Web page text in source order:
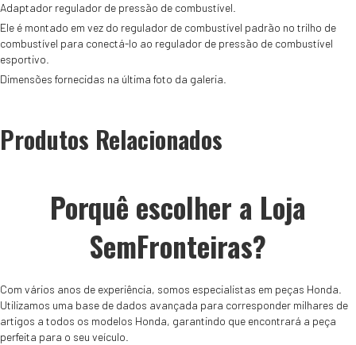
Adaptador regulador de pressão de combustível.
Ele é montado em vez do regulador de combustível padrão no trilho de
combustível para conectá-lo ao regulador de pressão de combustível
esportivo.
Dimensões fornecidas na última foto da galeria.
Produtos Relacionados
Porquê escolher a Loja
SemFronteiras?
Com vários anos de experiência, somos especialistas em peças Honda.
Utilizamos uma base de dados avançada para corresponder milhares de
artigos a todos os modelos Honda, garantindo que encontrará a peça
perfeita para o seu veículo.